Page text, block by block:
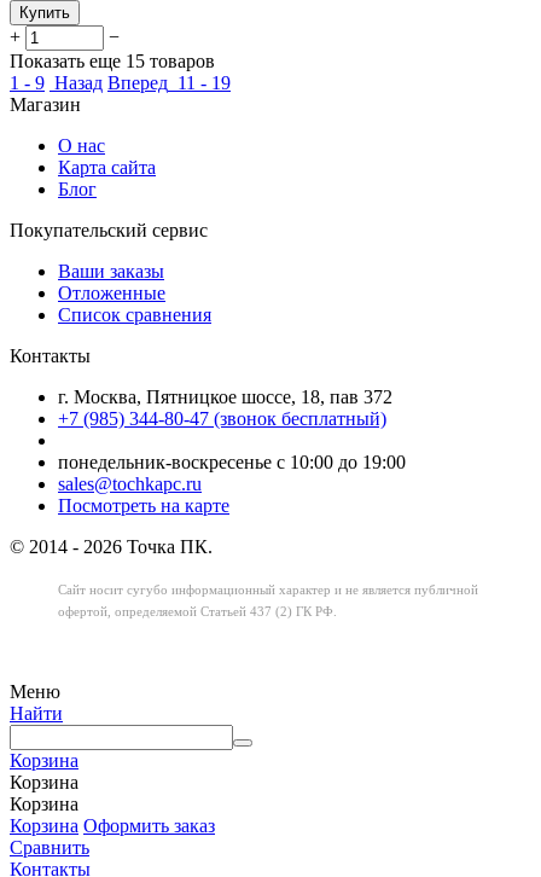
Купить
+
−
Показать еще 15 товаров
1 - 9 Назад Вперед 11 - 19
Магазин
О нас
Карта сайта
Блог
Покупательский сервис
Ваши заказы
Отложенные
Список сравнения
Контакты
г. Москва, Пятницкое шоссе, 18, пав 372
+7 (985) 344-80-47 (звонок бесплатный)
понедельник-воскресенье с 10:00 до 19:00
sales@tochkapc.ru
Посмотреть на карте
© 2014 - 2026 Точка ПК.
Сайт носит сугубо информационный характер и не является публичной
офертой, определяемой Статьей 437 (2) ГК РФ.
Меню
Найти
Корзина
Корзина
Корзина
Корзина Оформить заказ
Сравнить
Контакты